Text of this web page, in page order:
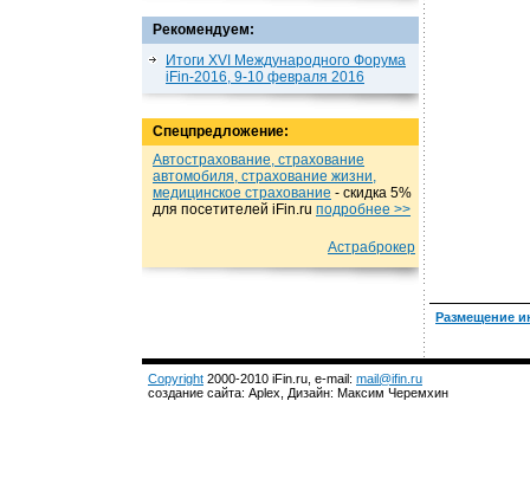
Рекомендуем:
Итоги XVI Международного Форума
iFin-2016, 9-10 февраля 2016
Спецпредложение:
Автострахование, страхование
автомобиля, страхование жизни,
медицинское страхование - cкидка 5%
для посетителей iFin.ru подробнеe >>
Астраброкер
Размещение
Copyright 2000-2010 iFin.ru, e-mail: mail@ifin.ru
создание сайта: Aplex, Дизайн: Максим Черемхин